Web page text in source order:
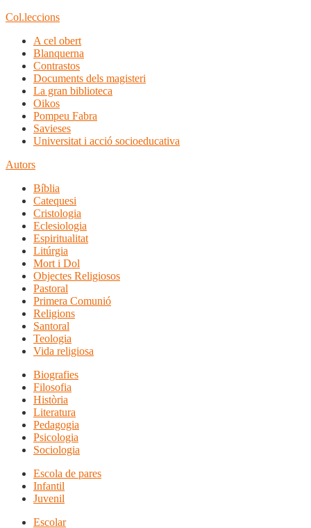
Col.leccions
A cel obert
Blanquerna
Contrastos
Documents dels magisteri
La gran biblioteca
Oikos
Pompeu Fabra
Savieses
Universitat i acció socioeducativa
Autors
Bíblia
Catequesi
Cristologia
Eclesiologia
Espiritualitat
Litúrgia
Mort i Dol
Objectes Religiosos
Pastoral
Primera Comunió
Religions
Santoral
Teologia
Vida religiosa
Biografies
Filosofia
Història
Literatura
Pedagogia
Psicologia
Sociologia
Escola de pares
Infantil
Juvenil
Escolar